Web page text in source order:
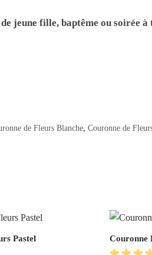
jeune fille, baptême ou soirée à
de Fleurs Blanche, Couronne de
Pastel Couronne